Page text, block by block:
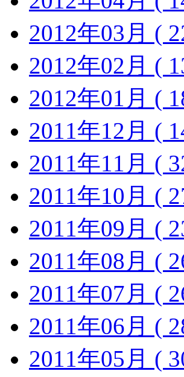
2012年03月 (
2012年02月 (
2012年01月 (
2011年12月 (
2011年11月 (
2011年10月 (
2011年09月 (
2011年08月 (
2011年07月 (
2011年06月 (
2011年05月 (